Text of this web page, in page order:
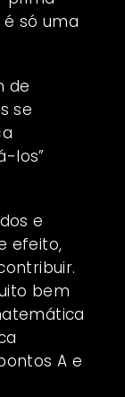
só uma
de
se
los”
e
efeito,
bem
A e